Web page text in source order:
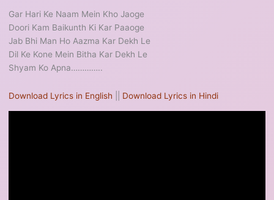
Gar Hari Ke Naam Mein Kho Jaoge
Doori Kam Baikunth Ki Kar Paaoge
Jab Bhi Man Ho Aazma Kar Dekh Le
Dil Ke Kone Mein Bitha Kar Dekh Le
Shyam Ko Apna…………..
Download Lyrics in English Download Lyrics in Hindi